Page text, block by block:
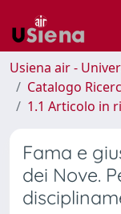
Usiena air -
Catalogo
1.1 Articolo in
Fama e
dei Nove.